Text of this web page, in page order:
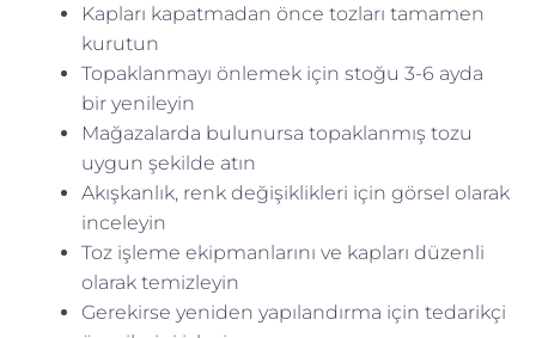
Kapları kapatmadan önce tozları tamamen
kurutun
Topaklanmayı önlemek için stoğu 3-6 ayda
bir yenileyin
Mağazalarda bulunursa topaklanmış tozu
uygun şekilde atın
Akışkanlık, renk değişiklikleri için görsel olarak
inceleyin
Toz işleme ekipmanlarını ve kapları düzenli
olarak temizleyin
Gerekirse yeniden yapılandırma için tedarikçi